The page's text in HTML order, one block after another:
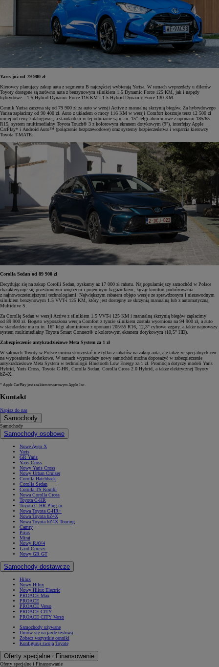
Yaris już od 79 900 zł
Kierowcy planujący zakup auta z segmentu B najczęściej wybierają Yarisa. W ramach wyprzedaży u dilerów
Toyoty dostępne są zarówno auta z benzynowym silnikiem 1.5 Dynamic Force 125 KM, jak i napędy
hybrydowe – 1.5 Hybrid Dynamic Force 116 KM i 1.5 Hybrid Dynamic Force 130 KM.
Cennik Yarisa zaczyna się od 79 900 zł za auto w wersji Active z manualną skrzynią biegów. Za hybrydowego
Yarisa zapłacimy od 90 400 zł. Auto z układem o mocy 116 KM w wersji Comfort kosztuje teraz 12 500 zł
mniej od ceny katalogowej, a standardem w tej odmianie są m.in. 15" felgi aluminiowe z oponami 185/65
R15, system multimedialny Toyota Touch® 3 z kolorowym ekranem dotykowym (9"), interfejsy Apple
CarPlay* i Android Auto™ (połączenie bezprzewodowe) oraz systemy bezpieczeństwa i wsparcia kierowcy
Toyota T-MATE.
Corolla Sedan od 89 900 zł
Decydując się na zakup Corolli Sedan, zyskamy aż 17 000 zł rabatu. Najpopularniejszy samochód w Polsce
charakteryzuje się przestronnym wnętrzem i pojemnym bagażnikiem, łącząc komfort podróżowania
z najnowocześniejszymi technologiami. Największym rabatem objęto wersje ze sprawdzonym i niezawodnym
silnikiem benzynowym 1.5 VVT-i 125 KM, który jest dostępny ze skrzynią manualną lub z automatyczną
Multidrive S.
Za Corollę Sedan w wersji Active z silnikiem 1.5 VVT-i 125 KM i manualną skrzynią biegów zapłacimy
od 89 900 zł. Bogato wyposażona wersja Comfort z tymże silnikiem została wyceniona na 94 900 zł, a auto
w standardzie ma m.in. 16" felgi aluminiowe z oponami 205/55 R16, 12,3" cyfrowe zegary, a także najnowszy
system multimedialny Toyota Smart Connect® z kolorowym ekranem dotykowym (10,5" HD).
Zabezpieczenie antykradzieżowe Meta System za 1 zł
W salonach Toyoty w Polsce można skorzystać nie tylko z rabatów na zakup auta, ale także ze specjalnych cen
na wyposażenie dodatkowe. W ramach wyprzedaży nowy samochód można doposażyć w zabezpieczenie
antykradzieżowe Meta System w technologii Bluetooth Low Energy za 1 zł. Promocja dotyczy modeli Yaris
Hybrid, Yaris Cross, Toyota C-HR, Corolla Sedan, Corolla Cross 2.0 Hybrid, a także elektrycznej Toyoty
bZ4X.
* Apple CarPlay jest znakiem towarowym Apple Inc.
Kontakt
Napisz do nas
Samochody
Samochody
Samochody osobowe
Nowe Aygo X
Yaris
GR Yaris
Yaris Cross
Nowy Yaris Cross
Nowy Urban Cruiser
Corolla Hatchback
Corolla Sedan
Corolla TS Kombi
Nowa Corolla Cross
Toyota C-HR
Toyota C-HR Plug-in
Nowa Toyota C-HR+
Nowa Toyota bZ4X
Nowa Toyota bZ4X Touring
Camry
Prius
Mirai
Nowy RAV4
Land Cruiser
Nowy GR GT
Samochody dostawcze
Hilux
Nowy Hilux
Nowy Hilux Electric
PROACE Max
PROACE
PROACE Verso
PROACE CITY
PROACE CITY Verso
Samochody używane
Umów się na jazdę testową
Zobacz wszystkie cenniki
Konfiguruj swoją Toyotę
Oferty specjalne i Finansowanie
Oferty specjalne i Finansowanie